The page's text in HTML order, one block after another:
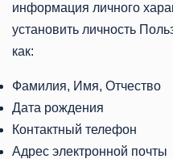
информация личного
установить личность
как:
Фамилия, Имя, Отчество
Дата рождения
Контактный телефон
Адрес электронной почты